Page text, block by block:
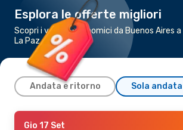
Esplora le offerte migliori
Scopri i voli più economici da Buenos Aires a
La Paz
Andata e ritorno Sola andata
Mar 27 Ott
Gio 17 Set